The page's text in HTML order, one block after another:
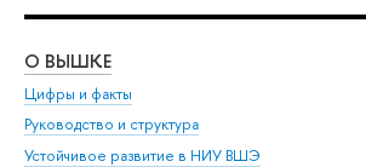
О ВЫШКЕ
Цифры и факты
Руководство и структура
Устойчивое развитие в НИУ ВШЭ